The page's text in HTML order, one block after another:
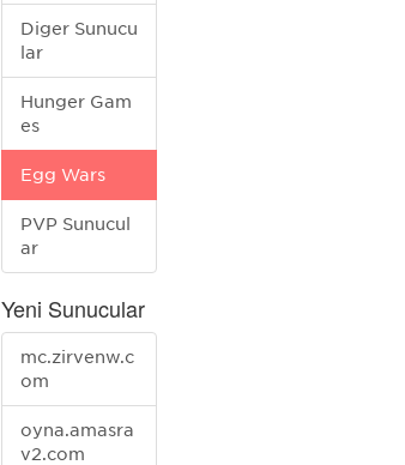
Diğer Sunucu
lar
Hunger Gam
es
Egg Wars
PVP Sunucul
ar
Yeni Sunucular
mc.zirvenw.c
om
oyna.amasra
v2.com